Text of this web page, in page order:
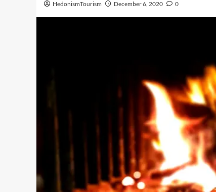
HedonismTourism December 6, 2020 0